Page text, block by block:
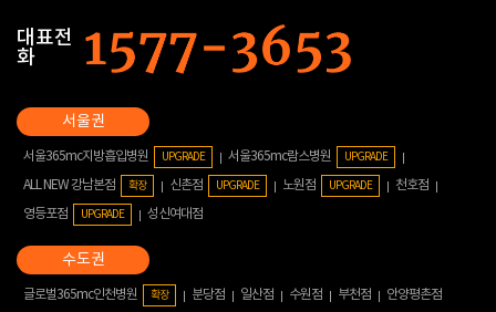
대표전
화
서울365mc지방흡입병원 UPGRADE 서울365mc람스병원 UPGRADE
ALL NEW 강남본점 확장 신촌점 UPGRADE 노원점 UPGRADE
천호점
영등포점
UPGRADE 성신여대점
글로벌365mc인천병원 확장 분당점 일산점 수원점 부천점 안양평촌점